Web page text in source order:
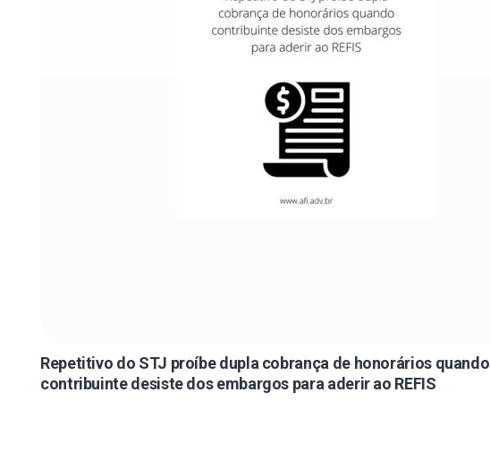
Repetitivo do STJ proíbe dupla cobrança de honorários quando
contribuinte desiste dos embargos para aderir ao REFIS